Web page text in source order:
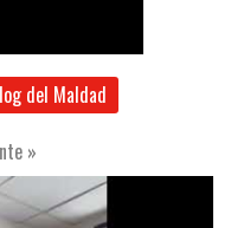
del Maldad
»